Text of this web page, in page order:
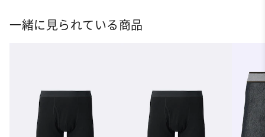
一緒に見られている商品